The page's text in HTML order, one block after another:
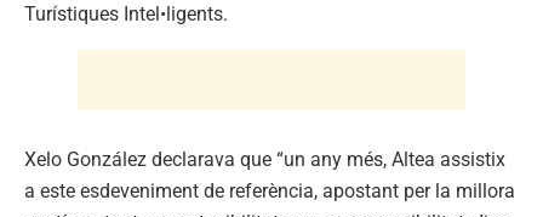
Turístiques Intel•ligents.
Xelo González declarava que “un any més, Altea assistix
a este esdeveniment de referència, apostant per la millora